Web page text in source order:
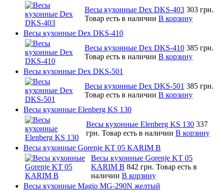
Весы кухонные Dex DKS-403 303 грн.
Товар есть в наличии В корзину
Весы кухонные Dex DKS-410
Весы кухонные Dex DKS-410 385 грн.
Товар есть в наличии В корзину
Весы кухонные Dex DKS-501
Весы кухонные Dex DKS-501 385 грн.
Товар есть в наличии В корзину
Весы кухонные Elenberg KS 130
Весы кухонные Elenberg KS 130 337
грн. Товар есть в наличии В корзину
Весы кухонные Gorenje KT 05 KARIM B
Весы кухонные Gorenje KT 05
KARIM B 842 грн. Товар есть в
наличии В корзину
Весы кухонные Magio MG-290N желтый